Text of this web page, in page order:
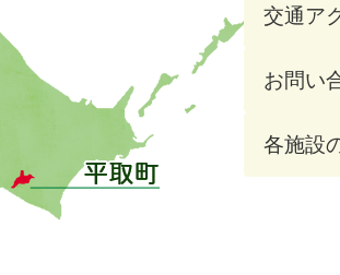
交通ア
お問い
各施設